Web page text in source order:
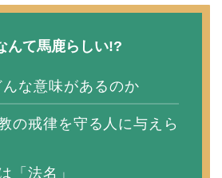
んて馬鹿らしい!?
な意味があるのか
の戒律を守る人に与えら
「法名」